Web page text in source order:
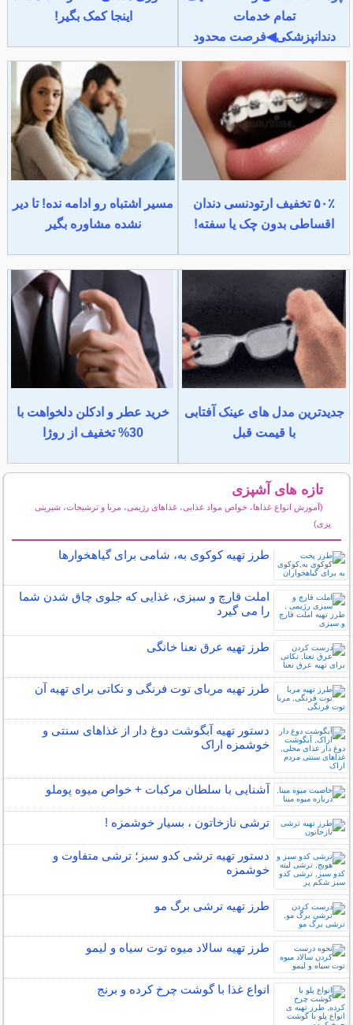
تمام خدمات
دندانپزشکی◀فرصت محدود
اینجا کمک بگیر!
۵۰٪ تخفیف ارتودنسی دندان
اقساطی بدون چک یا سفته!
مسیر اشتباه رو ادامه نده! تا دیر
نشده مشاوره بگیر
جدیدترین مدل های عینک آفتابی
با قیمت قبل
خرید عطر و ادکلن دلخواهت با
30% تخفیف از روژا
تازه های آشپزی
(آموزش انواع غذاها، خواص مواد غذایی، غذاهای رژیمی، مربا و ترشیجات، شیرینی
پزی)
طرز تهیه کوکوی به، شامی برای گیاهخوارها
املت قارچ و سبزی، غذایی که جلوی چاق شدن شما
را می گیرد
طرز تهیه عرق نعنا خانگی
طرز تهیه مربای توت فرنگی و نکاتی برای تهیه آن
دستور تهیه آبگوشت دوغ دار از غذاهای سنتی و
خوشمزه اراک
آشنایی با سلطان مرکبات + خواص میوه پوملو
ترشی نازخاتون ، بسیار خوشمزه !
دستور تهیه ترشی کدو سبز؛ ترشی متفاوت و
خوشمزه
طرز تهیه ترشی برگ مو
طرز تهیه سالاد میوه توت سیاه و لیمو
انواع غذا با گوشت چرخ کرده و برنج